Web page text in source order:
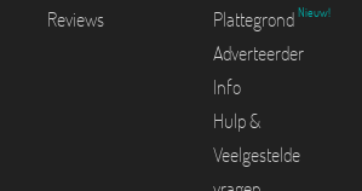
Reviews
Plattegrond Nieuw!
Adverteerder
Info
Hulp &
Veelgestelde